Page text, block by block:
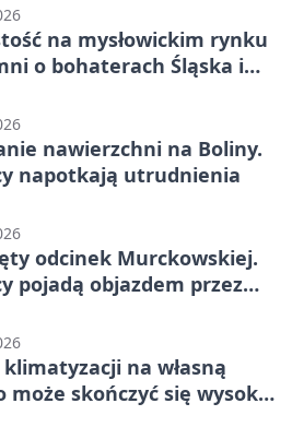
na mysłowickim rynku
o bohaterach Śląska i
nawierzchni na Boliny.
napotkają utrudnienia
odcinek Murckowskiej.
pojadą objazdem przez
na własną
może skończyć się wysoką